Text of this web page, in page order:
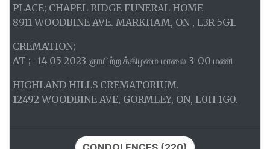
PLACE; CHAPEL RIDGE FUNERAL HOME
8911 WOODBINE AVE. MARKHAM, ON , L3R 5G1.
CREMATION;
AT ;- 14 05 2023 ஞாயிற்றுக்கிழமை மாலை 3-00 மணி
HIGHLAND HILLS CREMATORIUM.
12492 WOODBINE AVE, GORMLEY, ON, L0H 1G0.